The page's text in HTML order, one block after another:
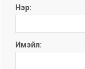
Нэр:
Имэйл: